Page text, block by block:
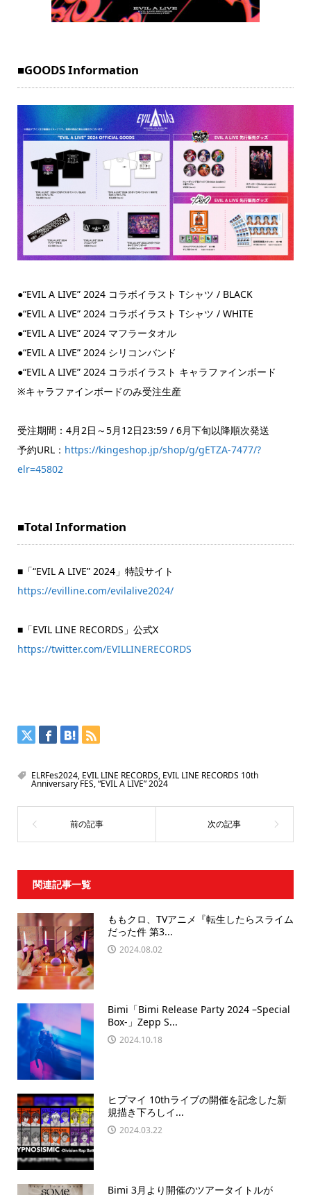
■GOODS Information
●“EVIL A LIVE” 2024 コラボイラスト Tシャツ / BLACK
●“EVIL A LIVE” 2024 コラボイラスト Tシャツ / WHITE
●“EVIL A LIVE” 2024 マフラータオル
●“EVIL A LIVE” 2024 シリコンバンド
●“EVIL A LIVE” 2024 コラボイラスト キャラファインボード
※キャラファインボードのみ受注生産
受注期間：4月2日～5月12日23:59 / 6月下旬以降順次発送
予約URL： https://kingeshop.jp/shop/g/gETZA-7477/?
elr=45802
■Total Information
■「“EVIL A LIVE” 2024」特設サイト
https://evilline.com/evilalive2024/
■「EVIL LINE RECORDS」公式X
https://twitter.com/EVILLINERECORDS
ELRFes2024, EVIL LINE RECORDS, EVIL LINE RECORDS 10th
Anniversary FES,“EVIL A LIVE” 2024
関連記事一覧
ももクロ、TVアニメ『転生したらスライム
だった件 第3...
2024.08.02
Bimi「Bimi Release Party 2024 –Special
Box-」Zepp S...
2024.10.18
ヒプマイ 10thライブの開催を記念した新
規描き下ろしイ...
2024.03.22
Bimi 3月より開催のツアータイトルが